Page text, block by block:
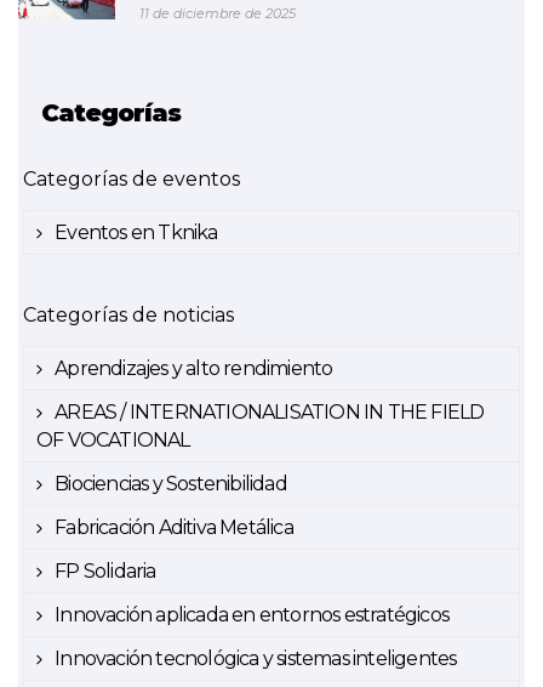
11 de diciembre de 2025
Categorías
Categorías de eventos
Eventos en Tknika
Categorías de noticias
Aprendizajes y alto rendimiento
AREAS / INTERNATIONALISATION IN THE FIELD
OF VOCATIONAL
Biociencias y Sostenibilidad
Fabricación Aditiva Metálica
FP Solidaria
Innovación aplicada en entornos estratégicos
Innovación tecnológica y sistemas inteligentes